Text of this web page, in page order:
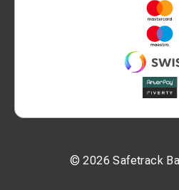
© 2026 Safetrack